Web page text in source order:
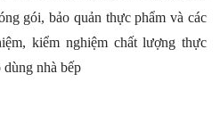
gói, bảo quản thực phẩm và các
kiểm nghiệm chất lượng thực
nhà bếp